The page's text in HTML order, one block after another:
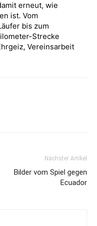
erneut, wie
ist. Vom
bis zum
Strecke
Vereinsarbeit
Nächster Artikel
Bilder vom Spiel gegen
Ecuador